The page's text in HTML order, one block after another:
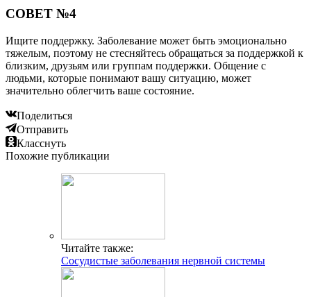
СОВЕТ №4
Ищите поддержку. Заболевание может быть эмоционально
тяжелым, поэтому не стесняйтесь обращаться за поддержкой к
близким, друзьям или группам поддержки. Общение с
людьми, которые понимают вашу ситуацию, может
значительно облегчить ваше состояние.
Поделиться
Отправить
Класснуть
Похожие публикации
Читайте также:
Сосудистые заболевания нервной системы